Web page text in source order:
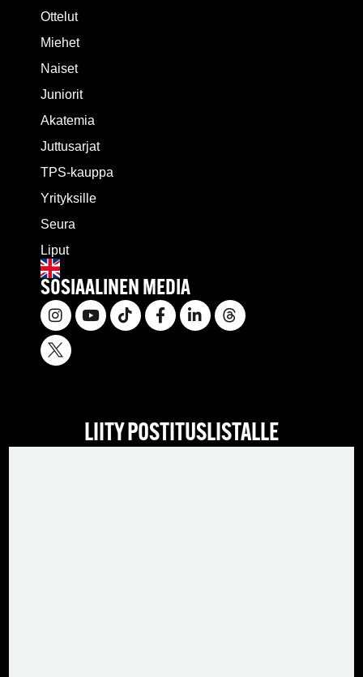
Ottelut
Miehet
Naiset
Juniorit
Akatemia
Juttusarjat
TPS-kauppa
Yrityksille
Seura
Liput
SOSIAALINEN MEDIA
LIITY POSTITUSLISTALLE